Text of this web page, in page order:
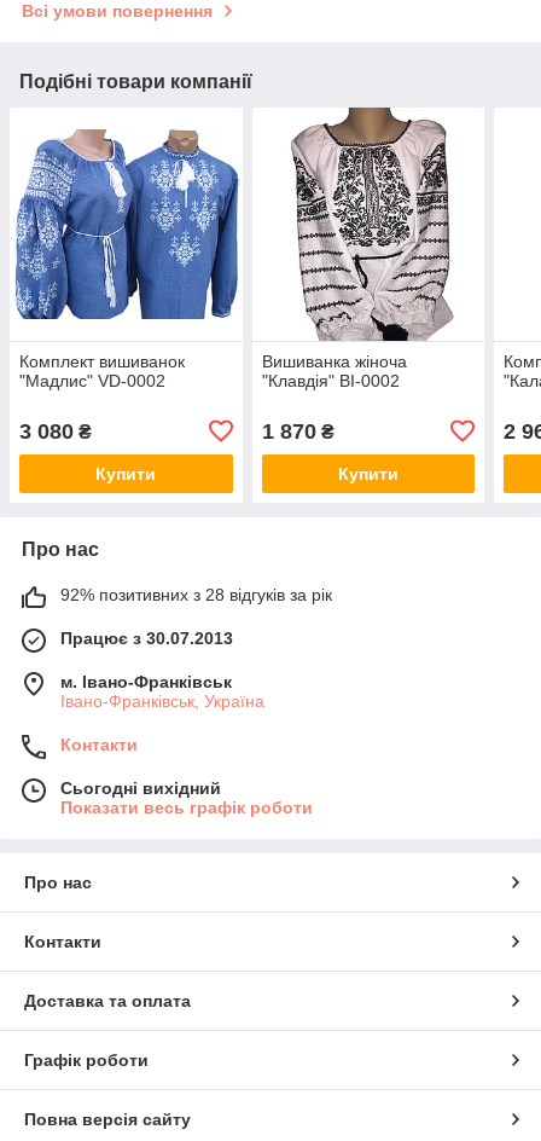
Всі умови повернення
Подібні товари компанії
Комплект вишиванок
"Мадлис" VD-0002
3 080 ₴
Купити
Вишиванка жіноча
"Клавдія" BI-0002
1 870₴
Купити
2
Про нас
92% позитивних з 28 відгуків за рік
Працює з 30.07.2013
м. Івано-Франківськ
Івано-Франківськ, Україна
Контакти
Сьогодні вихідний
Показати весь графік роботи
Про нас
Контакти
Доставка та оплата
Графік роботи
Повна версія сайту